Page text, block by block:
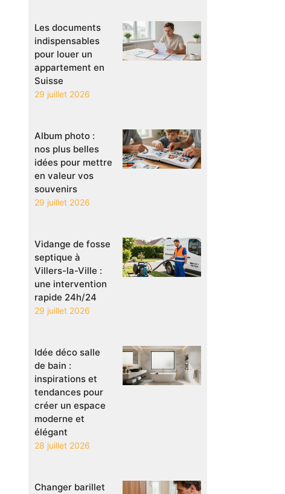
Les documents
indispensables
pour louer un
appartement en
Suisse
29 juillet 2026
Album photo :
nos plus belles
idées pour mettre
en valeur vos
souvenirs
29 juillet 2026
Vidange de fosse
septique à
Villers-la-Ville :
une intervention
rapide 24h/24
29 juillet 2026
Idée déco salle
de bain :
inspirations et
tendances pour
créer un espace
moderne et
élégant
28 juillet 2026
Changer barillet